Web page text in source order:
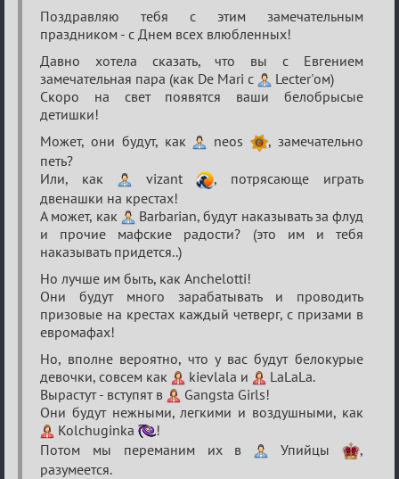
Поздравляю тебя с этим замечательным
праздником - с Днем всех влюбленных!
Давно хотела сказать, что вы с Евгением
замечательная пара (как De Mari с
Lecter'ом)
Скоро на свет появятся ваши белобрысые
детишки!
Может, они будут, как
neos
, замечательно
петь?
Или, как
vizant
, потрясающе играть
двенашки на крестах!
А может, как
Barbarian, будут наказывать за флуд
и прочие мафские радости? (это им и тебя
наказывать придется..)
Но лучше им быть, как Anchelotti!
Они будут много зарабатывать и проводить
призовые на крестах каждый четверг, с призами в
евромафах!
Но, вполне вероятно, что у вас будут белокурые
девочки, совсем как
kievlala и
LaLaLa.
Вырастут - вступят в
Gangsta Girls!
Они будут нежными, легкими и воздушными, как
Kolchuginka
!
Потом мы переманим их в
Упийцы
,
разумеется.